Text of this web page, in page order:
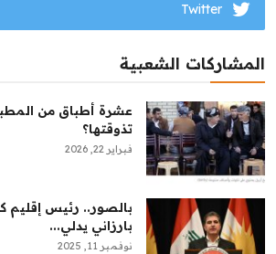
Twitter
المشاركات الشعبية
عشرة أطباق من
تذوقتها؟
فبراير 22, 2026
بالصور.. رئيس إقليم
بارزاني يدلي...
نوفمبر 11, 2025